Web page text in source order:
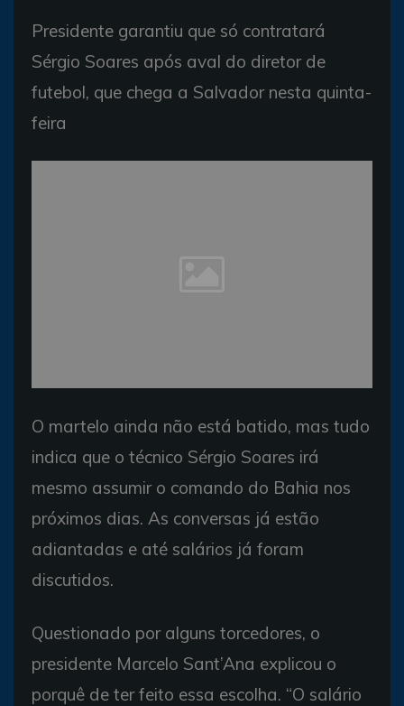
Presidente garantiu que só contratará
Sérgio Soares após aval do diretor de
futebol, que chega a Salvador nesta quinta-
feira
O martelo ainda não está batido, mas tudo
indica que o técnico Sérgio Soares irá
mesmo assumir o comando do Bahia nos
próximos dias. As conversas já estão
adiantadas e até salários já foram
discutidos.
Questionado por alguns torcedores, o
presidente Marcelo Sant’Ana explicou o
porquê de ter feito essa escolha. “O salário